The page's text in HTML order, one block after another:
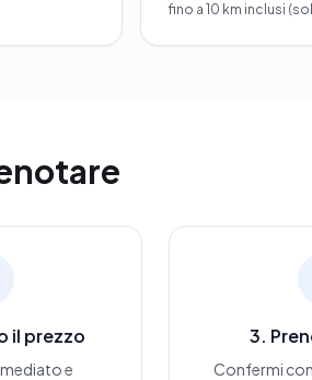
fino a 10 km inclusi
il prezzo
e
3.
Confermi con